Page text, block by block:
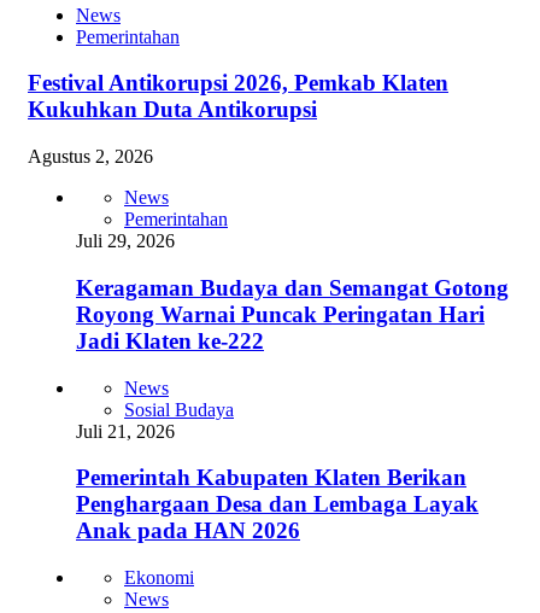
News
Pemerintahan
Festival Antikorupsi 2026, Pemkab Klaten
Kukuhkan Duta Antikorupsi
Agustus 2, 2026
News
Pemerintahan
Juli 29, 2026
Keragaman Budaya dan Semangat Gotong
Royong Warnai Puncak Peringatan Hari
Jadi Klaten ke-222
News
Sosial Budaya
Juli 21, 2026
Pemerintah Kabupaten Klaten Berikan
Penghargaan Desa dan Lembaga Layak
Anak pada HAN 2026
Ekonomi
News